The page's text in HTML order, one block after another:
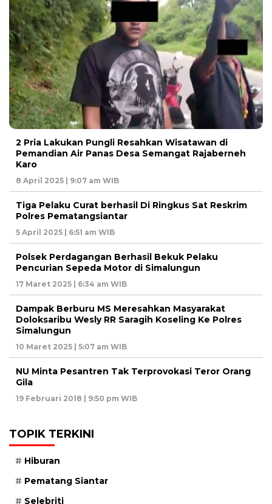
2 Pria Lakukan Pungli Resahkan Wisatawan di
Pemandian Air Panas Desa Semangat Rajaberneh
Karo
8 April 2025 | 9:07 am WIB
Tiga Pelaku Curat berhasil Di Ringkus Sat Reskrim
Polres Pematangsiantar
5 April 2025 | 6:51 am WIB
Polsek Perdagangan Berhasil Bekuk Pelaku
Pencurian Sepeda Motor di Simalungun
17 Maret 2025 | 6:34 am WIB
Dampak Berburu MS Meresahkan Masyarakat
Doloksaribu Wesly RR Saragih Koseling Ke Polres
Simalungun
10 Maret 2025 | 5:07 am WIB
NU Minta Pesantren Tak Terprovokasi Teror Orang
Gila
19 Februari 2018 | 9:50 pm WIB
TOPIK TERKINI
Hiburan
Pematang Siantar
Selebriti